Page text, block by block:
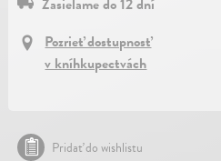
Zasielame do 12 dní
Pozrieť dostupnosť
v kníhkupectvách
Pridať do wishlistu